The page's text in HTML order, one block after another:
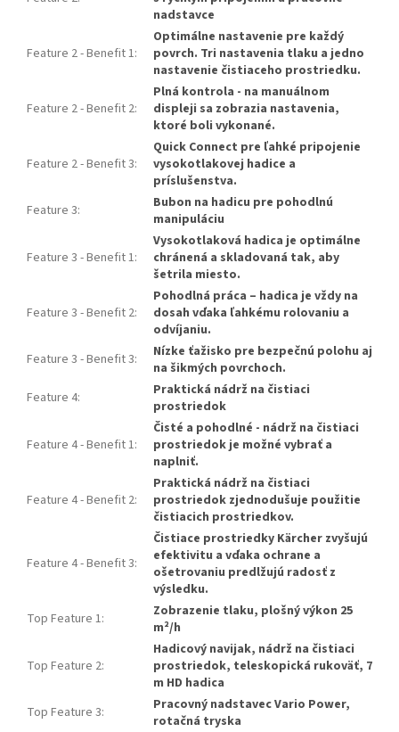
nadstavce
Feature 2 - Benefit 1:
Optimálne nastavenie pre každý
povrch. Tri nastavenia tlaku a jedno
nastavenie čistiaceho prostriedku.
Feature 2 - Benefit 2:
Plná kontrola - na manuálnom
displeji sa zobrazia nastavenia,
ktoré boli vykonané.
Feature 2 - Benefit 3:
Quick Connect pre ľahké pripojenie
vysokotlakovej hadice a
príslušenstva.
Feature 3:
Bubon na hadicu pre pohodlnú
manipuláciu
Feature 3 - Benefit 1:
Vysokotlaková hadica je optimálne
chránená a skladovaná tak, aby
šetrila miesto.
Feature 3 - Benefit 2:
Pohodlná práca – hadica je vždy na
dosah vďaka ľahkému rolovaniu a
odvíjaniu.
Feature 3 - Benefit 3:
Nízke ťažisko pre bezpečnú polohu aj
na šikmých povrchoch.
Feature 4:
Praktická nádrž na čistiaci
prostriedok
Feature 4 - Benefit 1:
Čisté a pohodlné - nádrž na čistiaci
prostriedok je možné vybrať a
naplniť.
Feature 4 - Benefit 2:
Praktická nádrž na čistiaci
prostriedok zjednodušuje použitie
čistiacich prostriedkov.
Feature 4 - Benefit 3:
Čistiace prostriedky Kärcher zvyšujú
efektivitu a vďaka ochrane a
ošetrovaniu predlžujú radosť z
výsledku.
Top Feature 1:
Zobrazenie tlaku, plošný výkon 25
m²/h
Top Feature 2:
Hadicový navijak, nádrž na čistiaci
prostriedok, teleskopická rukoväť, 7
m HD hadica
Top Feature 3:
Pracovný nadstavec Vario Power,
rotačná tryska